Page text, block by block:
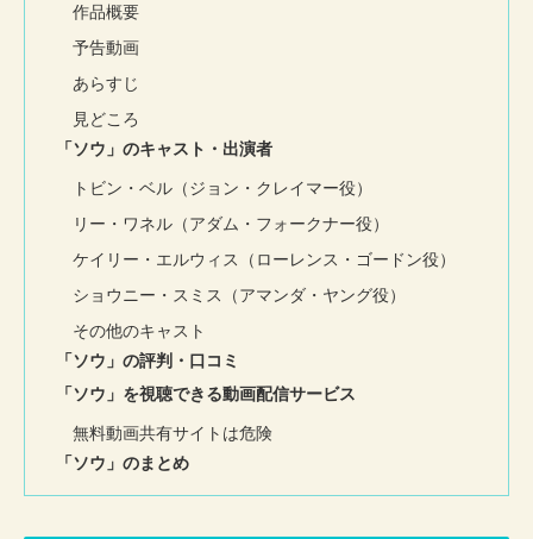
作品概要
予告動画
あらすじ
見どころ
「ソウ」のキャスト・出演者
トビン・ベル（ジョン・クレイマー役）
リー・ワネル（アダム・フォークナー役）
ケイリー・エルウィス（ローレンス・ゴードン役）
ショウニー・スミス（アマンダ・ヤング役）
その他のキャスト
「ソウ」の評判・口コミ
「ソウ」を視聴できる動画配信サービス
無料動画共有サイトは危険
「ソウ」のまとめ